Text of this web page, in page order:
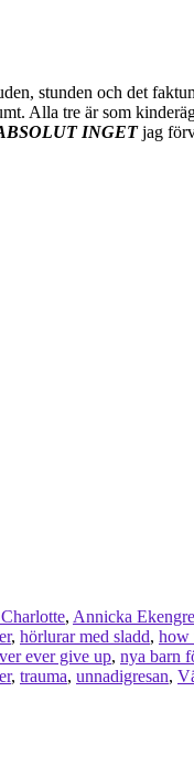
stunden och det
Alla tre är som
INGET jag
, Annicka
, hörlurar med sladd, how
ever give up, nya barn
, trauma, unnadigresan,